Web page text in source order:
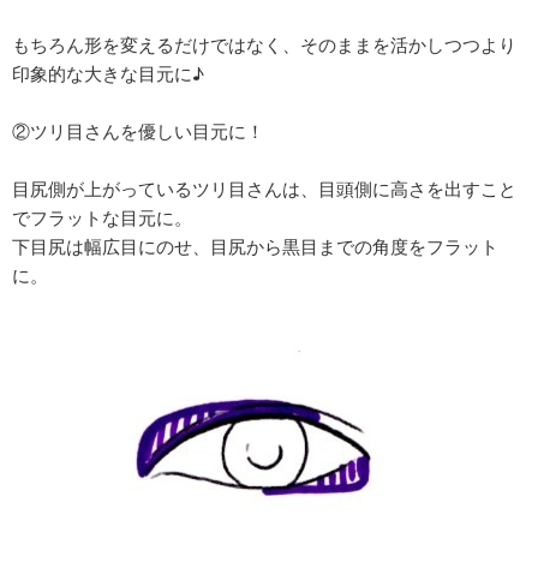
もちろん形を変えるだけではなく、そのままを活かしつつより
印象的な大きな目元に♪
②ツリ目さんを優しい目元に！
目尻側が上がっているツリ目さんは、目頭側に高さを出すこと
でフラットな目元に。
下目尻は幅広目にのせ、目尻から黒目までの角度をフラット
に。